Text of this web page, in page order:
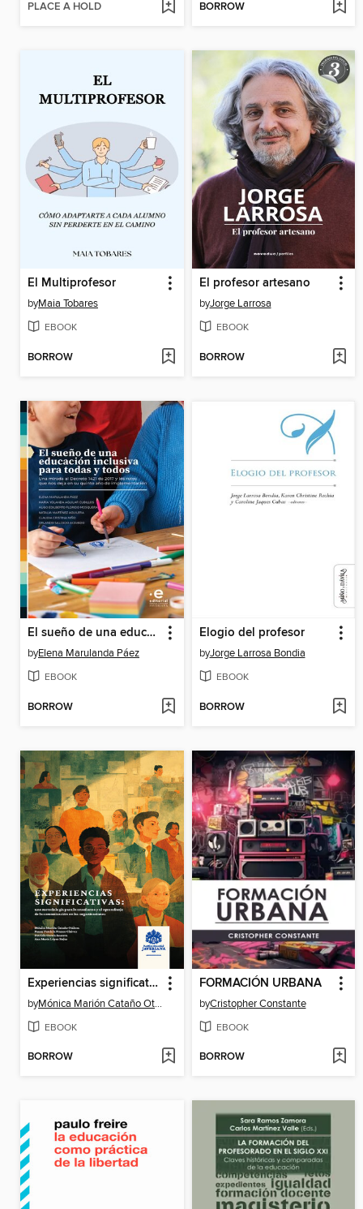
PLACE A HOLD BORROW
El Multiprofesor
byMaia Tobares
EBOOK
BORROW
El profesor artesano
byJorge Larrosa
EBOOK
BORROW
El sueño de una educación inclusiva para todas y todos
byElena Marulanda Páez
EBOOK
BORROW
Elogio del profesor
byJorge Larrosa Bondia
EBOOK
BORROW
Experiencias significativas
by Mónica Marión Cataño Otálora
EBOOK
BORROW
FORMACIÓN URBANA
byCristopher Constante
EBOOK
BORROW